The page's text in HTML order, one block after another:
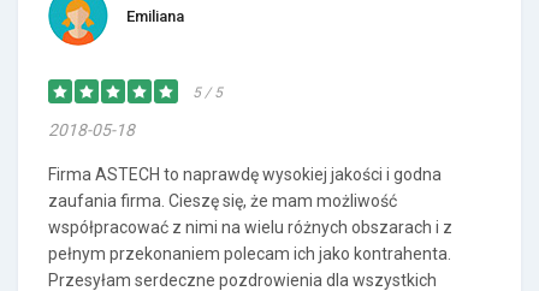
Emiliana
5 / 5
2018-05-18
Firma ASTECH to naprawdę wysokiej jakości i godna
zaufania firma. Cieszę się, że mam możliwość
współpracować z nimi na wielu różnych obszarach i z
pełnym przekonaniem polecam ich jako kontrahenta.
Przesyłam serdeczne pozdrowienia dla wszystkich